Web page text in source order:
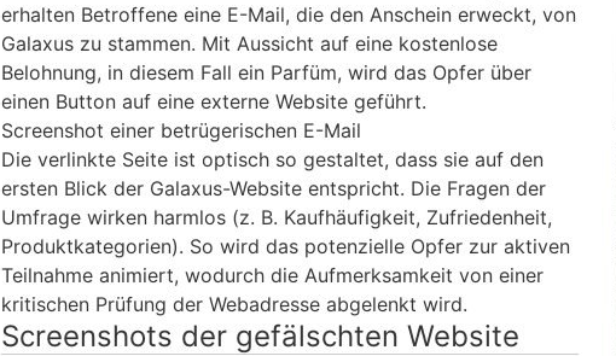
erhalten Betroffene eine E-Mail, die den Anschein erweckt, von
Galaxus zu stammen. Mit Aussicht auf eine kostenlose
Belohnung, in diesem Fall ein Parfüm, wird das Opfer über
einen Button auf eine externe Website geführt.
Screenshot einer betrügerischen E-Mail
Die verlinkte Seite ist optisch so gestaltet, dass sie auf den
ersten Blick der Galaxus-Website entspricht. Die Fragen der
Umfrage wirken harmlos (z. B. Kaufhäufigkeit, Zufriedenheit,
Produktkategorien). So wird das potenzielle Opfer zur aktiven
Teilnahme animiert, wodurch die Aufmerksamkeit von einer
kritischen Prüfung der Webadresse abgelenkt wird.
Screenshots der gefälschten Website